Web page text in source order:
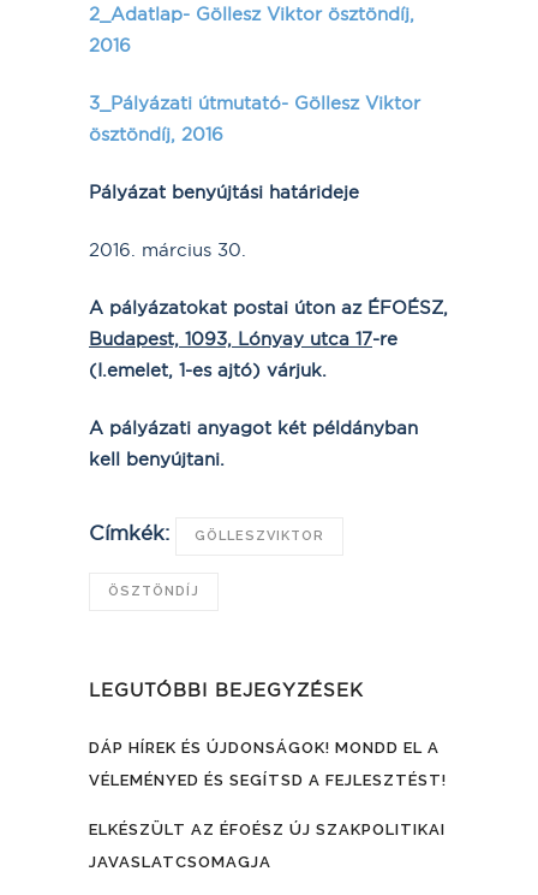
2_Adatlap- Göllesz Viktor ösztöndíj,
2016
3_Pályázati útmutató- Göllesz Viktor
ösztöndíj, 2016
Pályázat benyújtási határideje
2016. március 30.
A pályázatokat postai úton az ÉFOÉSZ,
Budapest, 1093, Lónyay utca 17-re
(I.emelet, 1-es ajtó) várjuk.
A pályázati anyagot két példányban
kell benyújtani.
Címkék: GÖLLESZVIKTOR
ÖSZTÖNDÍJ
LEGUTÓBBI BEJEGYZÉSEK
DÁP HÍREK ÉS ÚJDONSÁGOK! MONDD EL A
VÉLEMÉNYED ÉS SEGÍTSD A FEJLESZTÉST!
ELKÉSZÜLT AZ ÉFOÉSZ ÚJ SZAKPOLITIKAI
JAVASLATCSOMAGJA